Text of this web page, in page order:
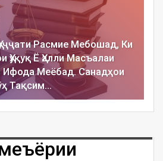
Расмие Мебошад, Ки
Ё Ҳалли Масъалаи
Ифода Меёбад. Санадҳои
Тақсим…